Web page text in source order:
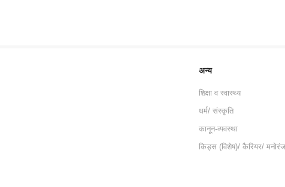
अन्य
शिक्षा व स्वास्थ्य
धर्म/ संस्कृति
कानून-व्यवस्था
किड्स (विशेष)/ कैरियर/